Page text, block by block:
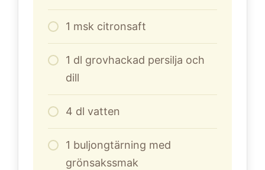
1 msk citronsaft
1 dl grovhackad persilja och
dill
4 dl vatten
1 buljongtärning med
grönsakssmak